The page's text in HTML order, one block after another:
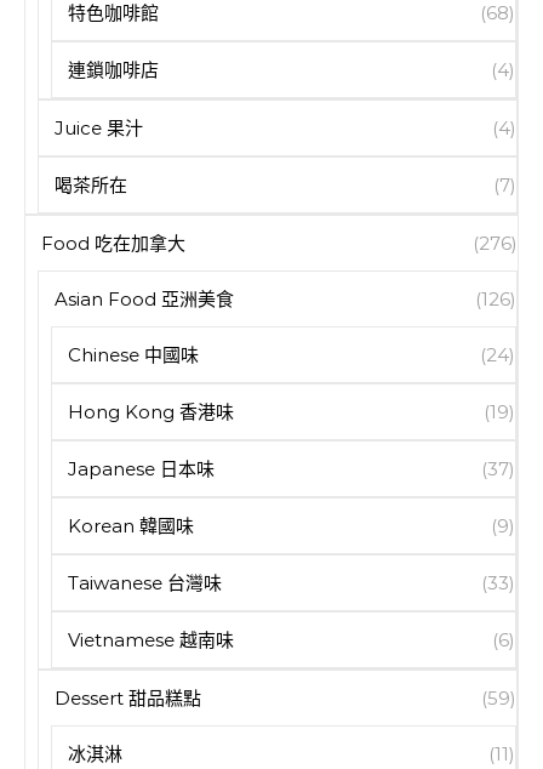
特色咖啡館 (68)
連鎖咖啡店 (4)
Juice 果汁 (4)
喝茶所在 (7)
Food 吃在加拿大 (276)
Asian Food 亞洲美食 (126)
Chinese 中國味 (24)
Hong Kong 香港味 (19)
Japanese 日本味 (37)
Korean 韓國味 (9)
Taiwanese 台灣味 (33)
Vietnamese 越南味 (6)
Dessert 甜品糕點 (59)
冰淇淋 (11)